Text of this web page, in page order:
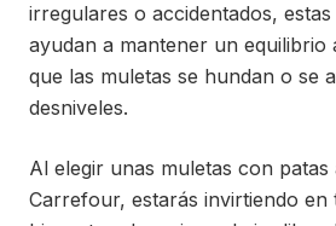
irregulares o accidentados, estas
ayudan a mantener un equilibrio
que las muletas se hundan o se
desniveles.
Al elegir unas muletas con patas
Carrefour, estarás invirtiendo en